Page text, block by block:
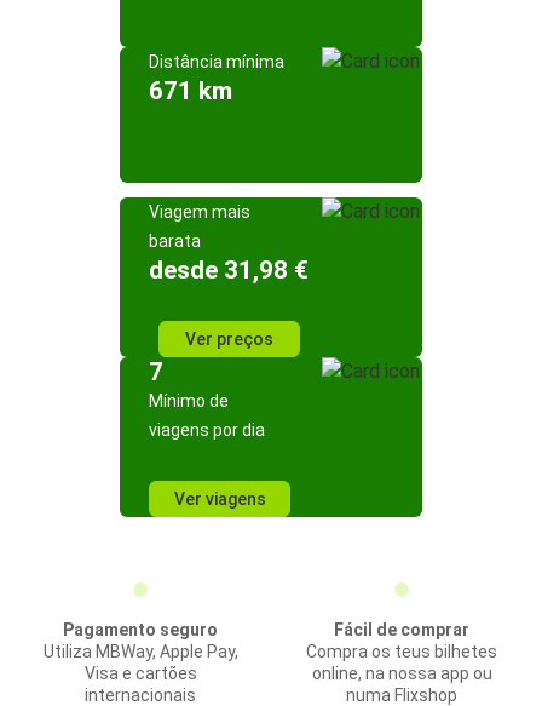
Distância mínima
671 km
Viagem mais
barata
desde 31,98 €
Ver preços
7
Mínimo de
viagens por dia
Ver viagens
Pagamento seguro
Utiliza MBWay, Apple Pay,
Visa e cartões
internacionais
Fácil de comprar
Compra os teus bilhetes
online, na nossa app ou
numa Flixshop